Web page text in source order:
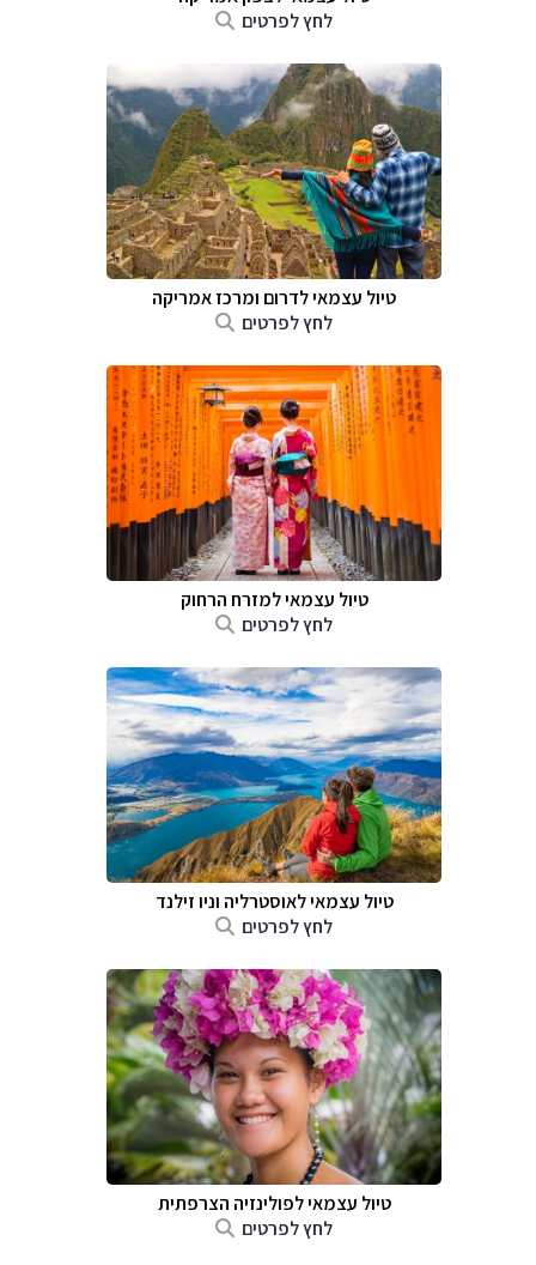
לחץ לפרטים
טיול עצמאי לדרום ומרכז אמריקה
לחץ לפרטים
טיול עצמאי למזרח הרחוק
לחץ לפרטים
טיול עצמאי לאוסטרליה וניו זילנד
לחץ לפרטים
טיול עצמאי לפולינזיה הצרפתית
לחץ לפרטים